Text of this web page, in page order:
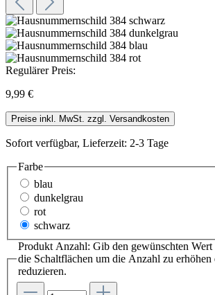
Regulärer Preis:
9,99 €
Preise inkl. MwSt. zzgl. Versandkosten
Sofort verfügbar, Lieferzeit: 2-3 Tage
Farbe
blau
dunkelgrau
rot
schwarz
Produkt Anzahl: Gib den gewünschten Wert
die Schaltflächen um die Anzahl zu erhöhen
reduzieren.